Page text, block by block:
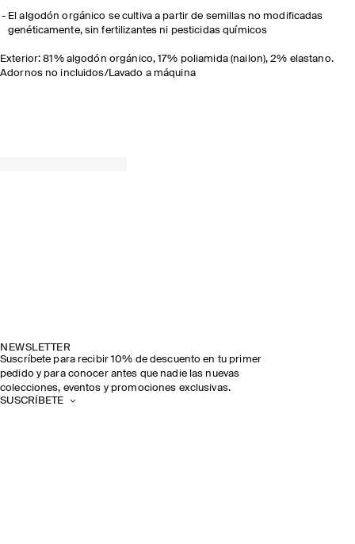
El algodón orgánico se cultiva a partir de semillas no modificadas
genéticamente, sin fertilizantes ni pesticidas químicos
Exterior: 81% algodón orgánico, 17% poliamida (nailon), 2% elastano.
Adornos no incluidos/Lavado a máquina
NEWSLETTER
Suscríbete para recibir 10% de descuento en tu primer
pedido y para conocer antes que nadie las nuevas
colecciones, eventos y promociones exclusivas.
SUSCRÍBETE